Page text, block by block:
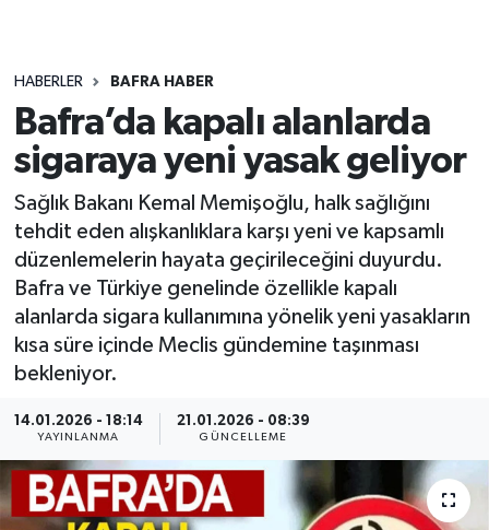
HABERLER BAFRA HABER
Bafra’da kapalı alanlarda
sigaraya yeni yasak geliyor
Sağlık Bakanı Kemal Memişoğlu, halk sağlığını
tehdit eden alışkanlıklara karşı yeni ve kapsamlı
düzenlemelerin hayata geçirileceğini duyurdu.
Bafra ve Türkiye genelinde özellikle kapalı
alanlarda sigara kullanımına yönelik yeni yasakların
kısa süre içinde Meclis gündemine taşınması
bekleniyor.
14.01.2026 - 18:14
YAYINLANMA
21.01.2026 - 08:39
GÜNCELLEME